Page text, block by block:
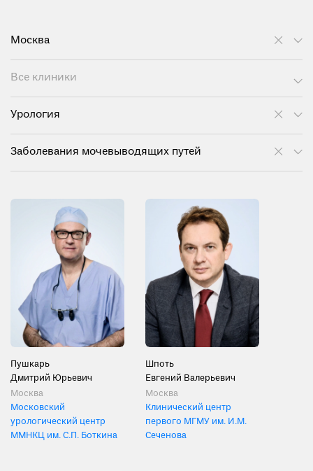
Москва
Все клиники
Урология
Заболевания мочевыводящих путей
Пушкарь
Дмитрий Юрьевич
Москва
Московский
урологический центр
ММНКЦ им. С.П. Боткина
Шпоть
Евгений Валерьевич
Москва
Клинический центр
первого МГМУ им. И.М.
Сеченова